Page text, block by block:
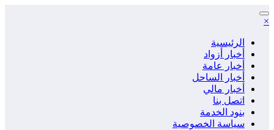
التجاوز
إلى
×
الرئيسية
أخبار أزواد
أخبار عامة
أخبار الساحل
أخبار مالي
اتصل بنا
بنود الخدمة
سياسة الخصوصية